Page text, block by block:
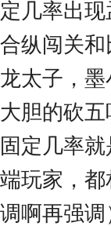
率出现
纵闯关
太子，
胆的砍
定几率
玩家，
啊再强